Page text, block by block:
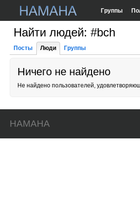
Группы
Найти людей: #bch
Посты Люди Группы
Ничего не найдено
Не найдено пользователей,
HAMAHA